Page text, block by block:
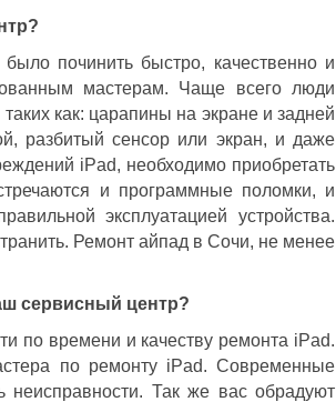
починить быстро, качественно и
мастерам. Чаще всего люди
как: царапины на экране и задней
разбитый сенсор или экран, и даже
iPad, необходимо приобретать
и программные поломки, и
эксплуатацией устройства.
Ремонт айпад в Сочи, не менее
сервисный центр?
по времени и качеству ремонта iPad.
по ремонту iPad. Современные
неисправности. Так же вас обрадуют